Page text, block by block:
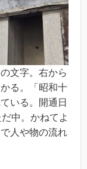
文字。右から
る。「昭和十
いる。開通日
中。かねてよ
人や物の流れ